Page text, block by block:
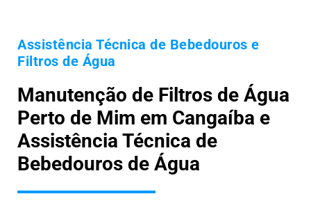
Assistência Técnica de Bebedouros e
Filtros de Água
Manutenção de Filtros de Água
Perto de Mim em Cangaíba e
Assistência Técnica de
Bebedouros de Água